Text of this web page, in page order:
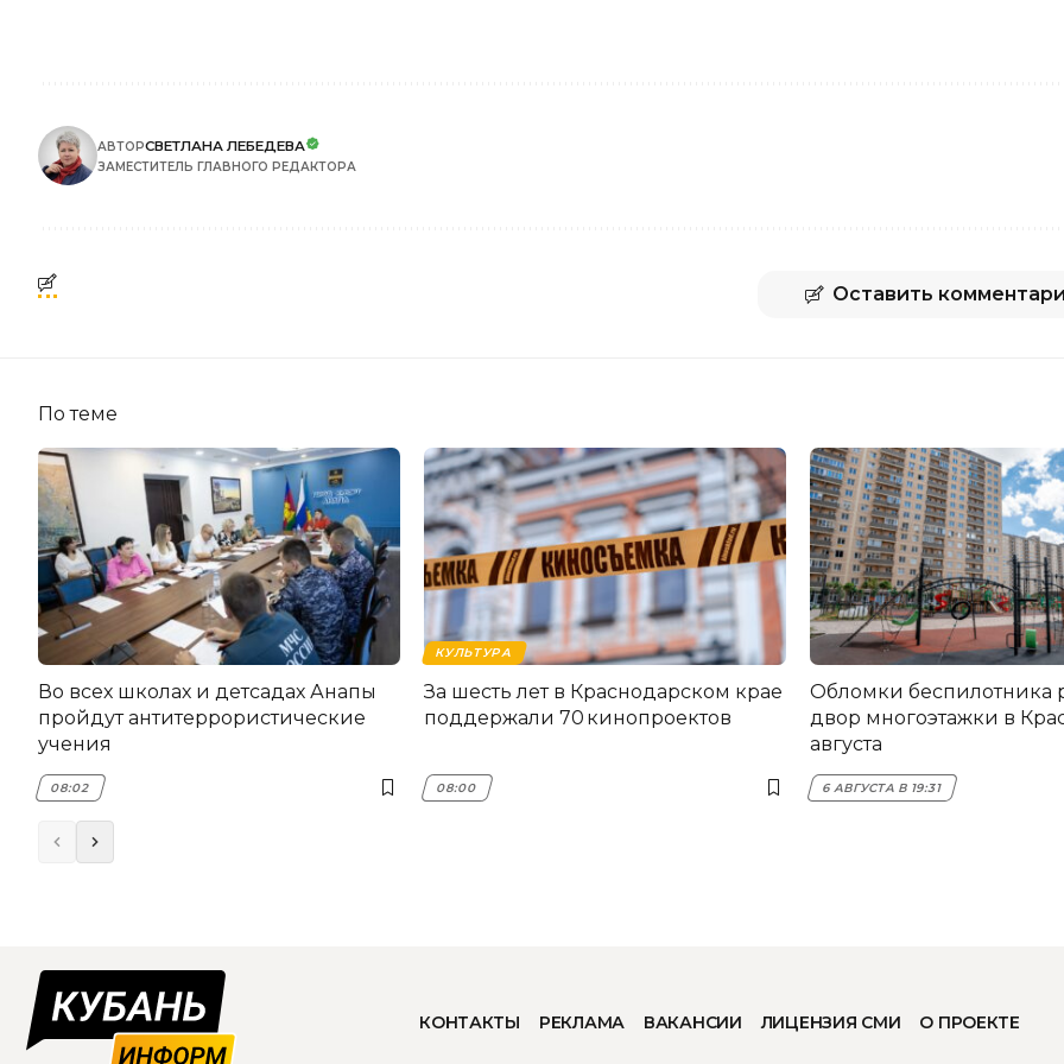
АВТОРСВЕТЛАНА ЛЕБЕДЕВА
ЗАМЕСТИТЕЛЬ ГЛАВНОГО РЕДАКТОРА
Оставить
По теме
Во всех школах и детсадах Анапы
пройдут антитеррористические
учения
08:02
КУЛЬТУРА
За шесть лет в Краснодарском крае
поддержали 70 кинопроектов
08:00
Обломки беспилотника
двор многоэтажки в
августа
6 АВГУСТА В 19:31
КОНТАКТЫ РЕКЛАМА ВАКАНСИИ ЛИЦЕНЗИЯ СМИ О ПРОЕКТЕ